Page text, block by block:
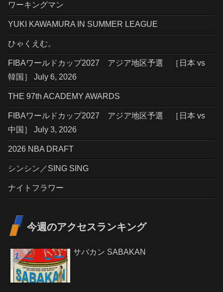
ワーキングマン
YUKI KAWAMURA IN SUMMER LEAGUE
ひゃくえむ。
FIBAワールドカップ2027 アジア地区予選 ［日本 vs
韓国］ July 6, 2026
THE 97th ACADEMY AWARDS
FIBAワールドカップ2027 アジア地区予選 ［日本 vs
中国］ July 3, 2026
2026 NBA DRAFT
シンシン／SING SING
ナイトフラワー
今週のアクセスランキング
サバカン SABAKAN